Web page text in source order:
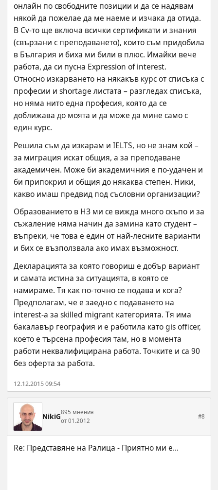
онлайн по свободните позиции и да се надявам
някой да пожелае да ме наеме и изчака да отида.
В Cv-то ще включа всички сертификати и знания
(свързани с преподаването), които съм придобила
в България и биха ми били в плюс. Имайки вече
работа, да си пусна Expression of interest.
Относно изкарването на някакъв курс от списъка с
професии и shortage листата – разгледах списъка,
но няма нито една професия, която да се
доближава до моята и да може да мине само с
един курс.
Решила съм да изкарам и IELTS, но не знам кой –
за миграция искат общия, а за преподаване
академичен. Може би академичния е по-удачен и
би припокрил и общия до някаква степен. Ники,
какво имаш предвид под съсловни организации?
Образованието в НЗ ми се вижда много скъпо и за
съжаление няма начин да замина като студент –
въпреки, че това е един от най-лесните варианти
и бих се възползвала ако имах възможност.
Декларацията за която говориш е добър вариант
и самата истина за ситуацията, в която се
намираме. Тя как по-точно се подава и кога?
Предполагам, че е заедно с подаването на
interest-а за skilled migrant категорията. Тя има
бакалавър география и е работила като gis officer,
което е търсена професия там, но в момента
работи неквалифицирана работа. Точките и са 90
без оферта за работа.
12.12.2015 09:54
NikiG895 мнения
от 01.2012
#8